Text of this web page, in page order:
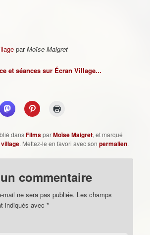
parMoïse Maigret
et séances sur Écran Village...
dansFilmsparMoïse Maigret, et marqué
. Mettez-le en favori avec sonpermalien.
commentaire
mail ne sera pas publiée. Les champs
indiqués avec*